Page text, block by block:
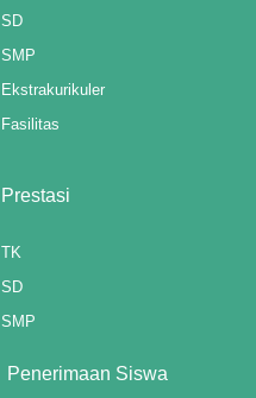
SD
SMP
Ekstrakurikuler
Fasilitas
Prestasi
TK
SD
SMP
Penerimaan Siswa